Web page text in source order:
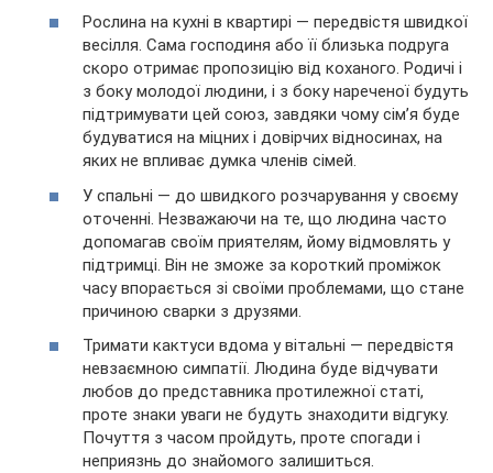
Рослина на кухні в квартирі — передвістя швидкої
весілля. Сама господиня або її близька подруга
скоро отримає пропозицію від коханого. Родичі і
з боку молодої людини, і з боку нареченої будуть
підтримувати цей союз, завдяки чому сім’я буде
будуватися на міцних і довірчих відносинах, на
яких не впливає думка членів сімей.
У спальні — до швидкого розчарування у своєму
оточенні. Незважаючи на те, що людина часто
допомагав своїм приятелям, йому відмовлять у
підтримці. Він не зможе за короткий проміжок
часу впорається зі своїми проблемами, що стане
причиною сварки з друзями.
Тримати кактуси вдома у вітальні — передвістя
невзаємною симпатії. Людина буде відчувати
любов до представника протилежної статі,
проте знаки уваги не будуть знаходити відгуку.
Почуття з часом пройдуть, проте спогади і
неприязнь до знайомого залишиться.